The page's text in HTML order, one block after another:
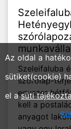
Szeleifaluba
szórólap-
egyszer
kell a
anyagot
Az oldal a
sütiket(cookie)
el asüti